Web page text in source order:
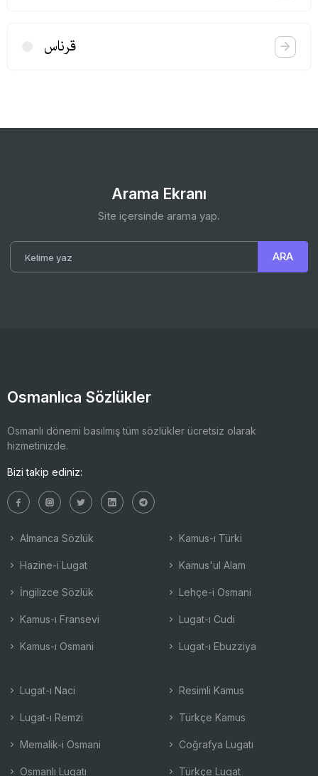
قرناس
Arama Ekranı
Site içersinde arama yap.
Osmanlıca Sözlükler
Osmanlı dönemi basılmış tüm sözlükler ücretsiz olarak
hizmetinizde.
Bizi takip ediniz:
Almanca Sözlük
Hazine-i Lugat
İngilizce Sözlük
Kamus-ı Fransevi
Kamus-ı Osmani
Kamus-ı Türki
Kamus'ul Alam
Lehçe-i Osmani
Lugat-ı Cudi
Lugat-ı Ebuzziya
Lugat-ı Naci
Lugat-ı Remzi
Memalik-i Osmani
Osmanlı Lugatı
Resimli Kamus
Türkçe Kamus
Coğrafya Lugatı
Türkçe Lugat